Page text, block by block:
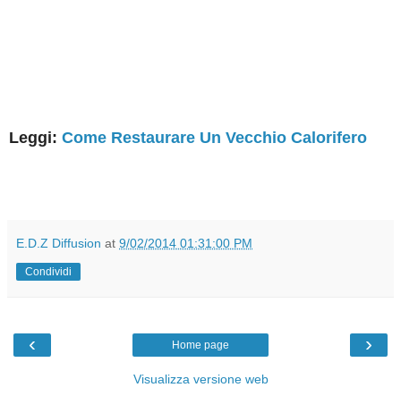
Leggi: Come Restaurare Un Vecchio Calorifero
E.D.Z Diffusion at 9/02/2014 01:31:00 PM
Condividi
‹ ›
Home page
Visualizza versione web